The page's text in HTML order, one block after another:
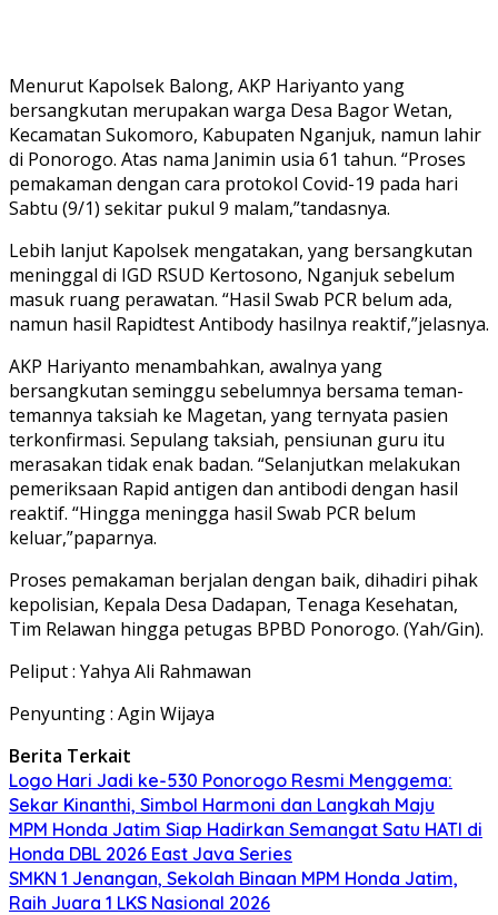
Menurut Kapolsek Balong, AKP Hariyanto yang
bersangkutan merupakan warga Desa Bagor Wetan,
Kecamatan Sukomoro, Kabupaten Nganjuk, namun lahir
di Ponorogo. Atas nama Janimin usia 61 tahun. “Proses
pemakaman dengan cara protokol Covid-19 pada hari
Sabtu (9/1) sekitar pukul 9 malam,”tandasnya.
Lebih lanjut Kapolsek mengatakan, yang bersangkutan
meninggal di IGD RSUD Kertosono, Nganjuk sebelum
masuk ruang perawatan. “Hasil Swab PCR belum ada,
namun hasil Rapidtest Antibody hasilnya reaktif,”jelasnya.
AKP Hariyanto menambahkan, awalnya yang
bersangkutan seminggu sebelumnya bersama teman-
temannya taksiah ke Magetan, yang ternyata pasien
terkonfirmasi. Sepulang taksiah, pensiunan guru itu
merasakan tidak enak badan. “Selanjutkan melakukan
pemeriksaan Rapid antigen dan antibodi dengan hasil
reaktif. “Hingga meningga hasil Swab PCR belum
keluar,”paparnya.
Proses pemakaman berjalan dengan baik, dihadiri pihak
kepolisian, Kepala Desa Dadapan, Tenaga Kesehatan,
Tim Relawan hingga petugas BPBD Ponorogo. (Yah/Gin).
Peliput : Yahya Ali Rahmawan
Penyunting : Agin Wijaya
Berita Terkait
Logo Hari Jadi ke-530 Ponorogo Resmi Menggema:
Sekar Kinanthi, Simbol Harmoni dan Langkah Maju
MPM Honda Jatim Siap Hadirkan Semangat Satu HATI di
Honda DBL 2026 East Java Series
SMKN 1 Jenangan, Sekolah Binaan MPM Honda Jatim,
Raih Juara 1 LKS Nasional 2026